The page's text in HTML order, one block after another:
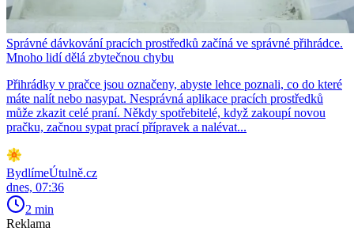
Správné dávkování pracích prostředků začíná ve správné přihrádce.
Mnoho lidí dělá zbytečnou chybu
Přihrádky v pračce jsou označeny, abyste lehce poznali, co do které
máte nalít nebo nasypat. Nesprávná aplikace pracích prostředků
může zkazit celé praní. Někdy spotřebitelé, když zakoupí novou
pračku, začnou sypat prací přípravek a nalévat...
BydlímeÚtulně.cz
dnes, 07:36
2 min
Reklama